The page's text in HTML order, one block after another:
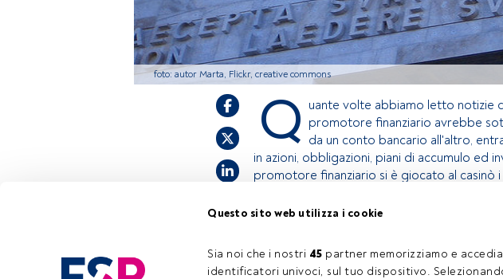
Questo sito web utilizza i cookie
Sia noi che i nostri 45 partner memorizziamo e
identificatori univoci, sul tuo dispositivo.
foto: autor Marta, Flickr, creative commons
Q uante volte abbiamo letto notizie
promotore finanziario avrebbe
da un conto bancario all'altro,
in azioni, obbligazioni, piani di accumulo ed
promotore finanziario si è giocato al casinò
accedi tramite il pulsante Login. Se non hai
registrarti per scoprire tutti i contenuti